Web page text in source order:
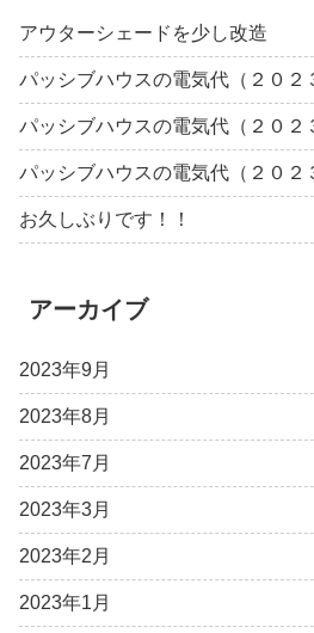
アウターシェードを少し改造
パッシブハウスの電気代（２０２
パッシブハウスの電気代（２０２
パッシブハウスの電気代（２０２
お久しぶりです！！
アーカイブ
2023年9月
2023年8月
2023年7月
2023年3月
2023年2月
2023年1月